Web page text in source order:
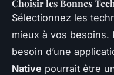
Choisir les Bonnes
Sélectionnez les
mieux à vos besoins.
besoin d’une
Native pourrait être